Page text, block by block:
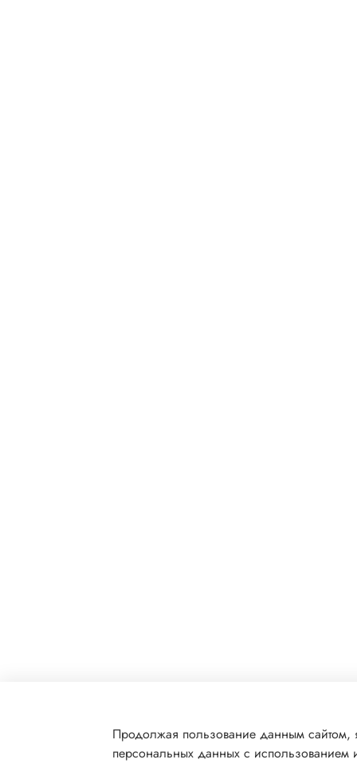
Продолжая пользование данным сайтом,
персональных данных с использованием